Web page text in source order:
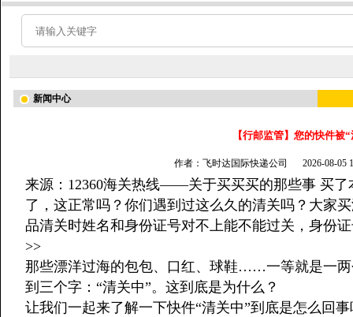
新闻中心
【行邮监管】您的快件被
作者：飞时达国际快递公司 2026-08-05
来源：12360海关热线——关于买买买的那些事 买
了，这正常吗？你们遇到过这么久的清关吗？大家
品清关时姓名和身份证号对不上能不能过关，身份
>>
那些漂洋过海的包包、口红、球鞋……一等就是一
到三个字：“清关中”。这到底是为什么？
让我们一起来了解一下快件“清关中”到底是怎么回